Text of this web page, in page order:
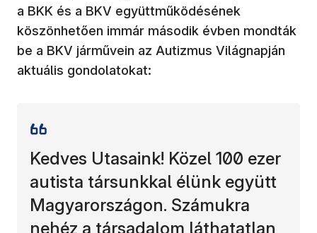
a BKK és a BKV együttműködésének
köszönhetően immár második évben mondták
be a BKV járművein az Autizmus Világnapján
aktuális gondolatokat:
Kedves Utasaink! Közel 100 ezer
autista társunkkal élünk együtt
Magyarországon. Számukra
nehéz a társadalom láthatatlan